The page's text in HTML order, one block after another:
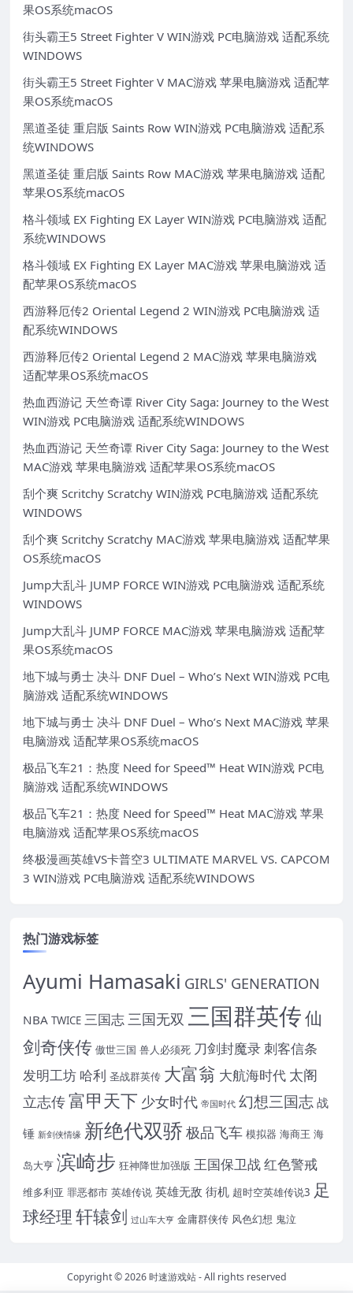
果OS系统macOS
街头霸王5 Street Fighter V WIN游戏 PC电脑游戏 适配系统
WINDOWS
街头霸王5 Street Fighter V MAC游戏 苹果电脑游戏 适配苹
果OS系统macOS
黑道圣徒 重启版 Saints Row WIN游戏 PC电脑游戏 适配系
统WINDOWS
黑道圣徒 重启版 Saints Row MAC游戏 苹果电脑游戏 适配
苹果OS系统macOS
格斗领域 EX Fighting EX Layer WIN游戏 PC电脑游戏 适配
系统WINDOWS
格斗领域 EX Fighting EX Layer MAC游戏 苹果电脑游戏 适
配苹果OS系统macOS
西游释厄传2 Oriental Legend 2 WIN游戏 PC电脑游戏 适
配系统WINDOWS
西游释厄传2 Oriental Legend 2 MAC游戏 苹果电脑游戏
适配苹果OS系统macOS
热血西游记 天竺奇谭 River City Saga: Journey to the West
WIN游戏 PC电脑游戏 适配系统WINDOWS
热血西游记 天竺奇谭 River City Saga: Journey to the West
MAC游戏 苹果电脑游戏 适配苹果OS系统macOS
刮个爽 Scritchy Scratchy WIN游戏 PC电脑游戏 适配系统
WINDOWS
刮个爽 Scritchy Scratchy MAC游戏 苹果电脑游戏 适配苹果
OS系统macOS
Jump大乱斗 JUMP FORCE WIN游戏 PC电脑游戏 适配系统
WINDOWS
Jump大乱斗 JUMP FORCE MAC游戏 苹果电脑游戏 适配苹
果OS系统macOS
地下城与勇士 决斗 DNF Duel – Who’s Next WIN游戏 PC电
脑游戏 适配系统WINDOWS
地下城与勇士 决斗 DNF Duel – Who’s Next MAC游戏 苹果
电脑游戏 适配苹果OS系统macOS
极品飞车21：热度 Need for Speed™ Heat WIN游戏 PC电
脑游戏 适配系统WINDOWS
极品飞车21：热度 Need for Speed™ Heat MAC游戏 苹果
电脑游戏 适配苹果OS系统macOS
终极漫画英雄VS卡普空3 ULTIMATE MARVEL VS. CAPCOM
3 WIN游戏 PC电脑游戏 适配系统WINDOWS
热门游戏标签
Ayumi Hamasaki GIRLS' GENERATION
NBA TWICE 三国志 三国无双 三国群英传仙
剑奇侠传 傲世三国 兽人必须死 刀剑封魔录刺客信条
发明工坊 哈利 圣战群英传 大富翁 大航海时代 太阁
立志传富甲天下 少女时代 帝国时代 幻想三国志 战
锤 新剑侠情缘 新绝代双骄 极品飞车 模拟器 海商王 海
岛大亨 滨崎步 狂神降世加强版 王国保卫战红色警戒
维多利亚 罪恶都市 英雄传说 英雄无敌 街机 超时空英雄传说3 足
球经理 轩辕剑 过山车大亨 金庸群侠传 风色幻想 鬼泣
Copyright © 2026时速游戏站- All rights reserved